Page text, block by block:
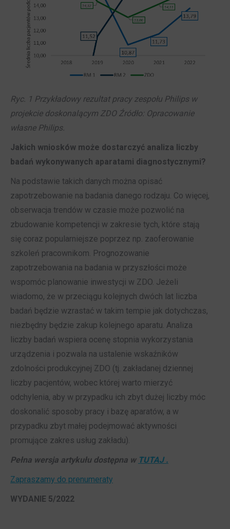
Ryc. 1 Przykładowy rezultat pracy zespołu Philips w
projekcie doskonalącym ZDO Źródło: Opracowanie
własne Philips.
Jakich wniosków może dostarczyć analiza liczby
badań wykonywanych aparatami diagnostycznymi?
Na podstawie takich danych można opisać
zapotrzebowanie na badania danego rodzaju. Co więcej,
obserwacja trendów w czasie może pozwolić na
zbudowanie kompetencji w zakresie tych, które stają
się coraz popularniejsze poprzez np. zaoferowanie
szkoleń pracownikom. Prognozowanie
zapotrzebowania na badania w przyszłości może
wspomóc planowanie inwestycji w ZDO. Jeżeli
wiadomo, że w przeciągu kolejnych dwóch lat liczba
badań będzie wzrastać w takim tempie jak dotychczas,
niezbędny będzie zakup kolejnego aparatu. Analiza
liczby badań wspiera ocenę stopnia wykorzystania
urządzenia i pozwala na ustalenie wskaźników
zdolności produkcyjnej ZDO (tj. zakładanej dziennej
liczby pacjentów, wobec której warto mierzyć
odchylenia, aby w przypadku ich zbyt dużej liczby móc
doskonalić sposoby pracy i bazę aparatów, a w
przypadku zbyt małej podejmować aktywności
promujące zakres usług zakładu).
Pełna wersja artykułu dostępna w TUTAJ .
Zapraszamy do prenumeraty
WYDANIE 5/2022